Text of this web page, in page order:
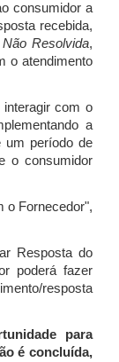
consumidor a
recebida,
Não Resolvida,
o atendimento
interagir com o
a
um período de
o consumidor
o Fornecedor",
Resposta do
poderá fazer
resposta
para
é concluída,